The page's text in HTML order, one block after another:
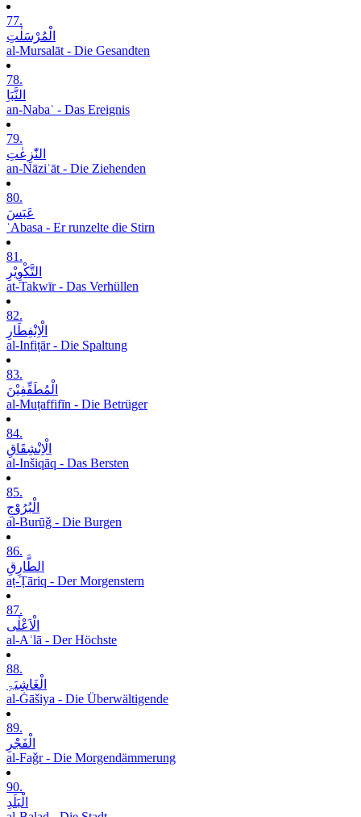
77.
الْمُرْسَلٰتِ
al-Mursalāt - Die Gesandten
78.
النَّبَاِ
an-Nabaʾ - Das Ereignis
79.
النّٰزِعٰتِ
an-Nāziʿāt - Die Ziehenden
80.
عَبَسَ
ʿAbasa - Er runzelte die Stirn
81.
التَّکْوِیْرِ
at-Takwīr - Das Verhüllen
82.
الْاِنْفِطَارِ
al-Infiṭār - Die Spaltung
83.
الْمُطَفِّفِیْنَ
al-Muṭaffifīn - Die Betrüger
84.
الْاِنْشِقَاقِ
al-Inšiqāq - Das Bersten
85.
الْبُرُوْجِ
al-Burūǧ - Die Burgen
86.
الطَّارِقِ
aṭ-Ṭāriq - Der Morgenstern
87.
الْاَعْلٰی
al-Aʿlā - Der Höchste
88.
الْغَاشِیَۃِ
al-Ġāšiya - Die Überwältigende
89.
الْفَجْرِ
al-Faǧr - Die Morgendämmerung
90.
الْبَلَدِ